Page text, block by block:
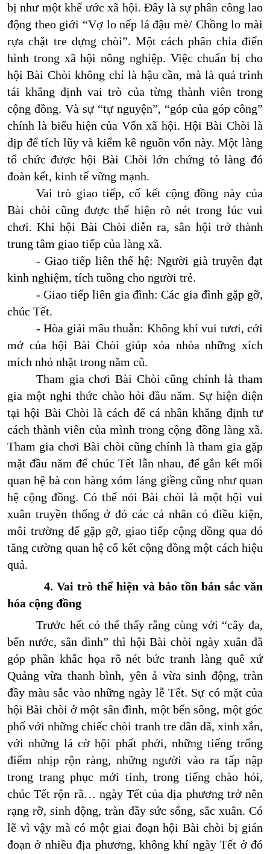
bị như một khế ước xã hội. Đây là sự phân công lao
động theo giới “Vợ lo nếp lá đậu mè/ Chồng lo mài
rựa chặt tre dựng chòi”. Một cách phân chia điển
hình trong xã hội nông nghiệp. Việc chuẩn bị cho
hội Bài Chòi không chỉ là hậu cần, mà là quá trình
tái khẳng định vai trò của từng thành viên trong
cộng đồng. Và sự “tự nguyện”, “góp của góp công”
chính là biểu hiện của Vốn xã hội. Hội Bài Chòi là
dịp để tích lũy và kiểm kê nguồn vốn này. Một làng
tổ chức được hội Bài Chòi lớn chứng tỏ làng đó
đoàn kết, kinh tế vững mạnh.
Vai trò giao tiếp, cố kết cộng đồng này của
Bài chòi cũng được thể hiện rõ nét trong lúc vui
chơi. Khi hội Bài Chòi diễn ra, sân hội trở thành
trung tâm giao tiếp của làng xã.
- Giao tiếp liên thế hệ: Người già truyền đạt
kinh nghiệm, tích tuồng cho người trẻ.
- Giao tiếp liên gia đình: Các gia đình gặp gỡ,
chúc Tết.
- Hòa giải mâu thuẫn: Không khí vui tươi, cởi
mở của hội Bài Chòi giúp xóa nhòa những xích
mích nhỏ nhặt trong năm cũ.
Tham gia chơi Bài Chòi cũng chính là tham
gia một nghi thức chào hỏi đầu năm. Sự hiện diện
tại hội Bài Chòi là cách để cá nhân khẳng định tư
cách thành viên của mình trong cộng đồng làng xã.
Tham gia chơi Bài chòi cũng chính là tham gia gặp
mặt đầu năm để chúc Tết lẫn nhau, để gắn kết mối
quan hệ bà con hàng xóm láng giềng cũng như quan
hệ cộng đồng. Có thể nói Bài chòi là một hội vui
xuân truyền thống ở đó các cá nhân có điều kiện,
môi trường để gặp gỡ, giao tiếp cộng đồng qua đó
tăng cường quan hệ cố kết cộng đồng một cách hiệu
quả.
4. Vai trò thể hiện và bảo tồn bản sắc văn
hóa cộng đồng
Trước hết có thể thấy rằng cùng với “cây đa,
bến nước, sân đình” thì hội Bài chòi ngày xuân đã
góp phần khắc họa rõ nét bức tranh làng quê xứ
Quảng vừa thanh bình, yên ả vừa sinh động, tràn
đầy màu sắc vào những ngày lễ Tết. Sự có mặt của
hội Bài chòi ở một sân đình, một bến sông, một góc
phố với những chiếc chòi tranh tre dân dã, xinh xắn,
với những lá cờ hội phất phới, những tiếng trống
điểm nhịp rộn ràng, những người vào ra tấp nập
trong trang phục mới tinh, trong tiếng chào hỏi,
chúc Tết rộn rã… ngày Tết của địa phương trở nên
rạng rỡ, sinh động, tràn đầy sức sống, sắc xuân. Có
lẽ vì vậy mà có một giai đoạn hội Bài chòi bị gián
đoạn ở nhiều địa phương, không khí ngày Tết ở đó